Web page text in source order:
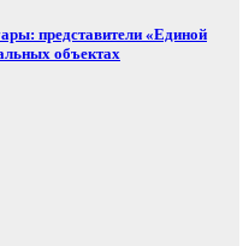
представители «Единой
объектах